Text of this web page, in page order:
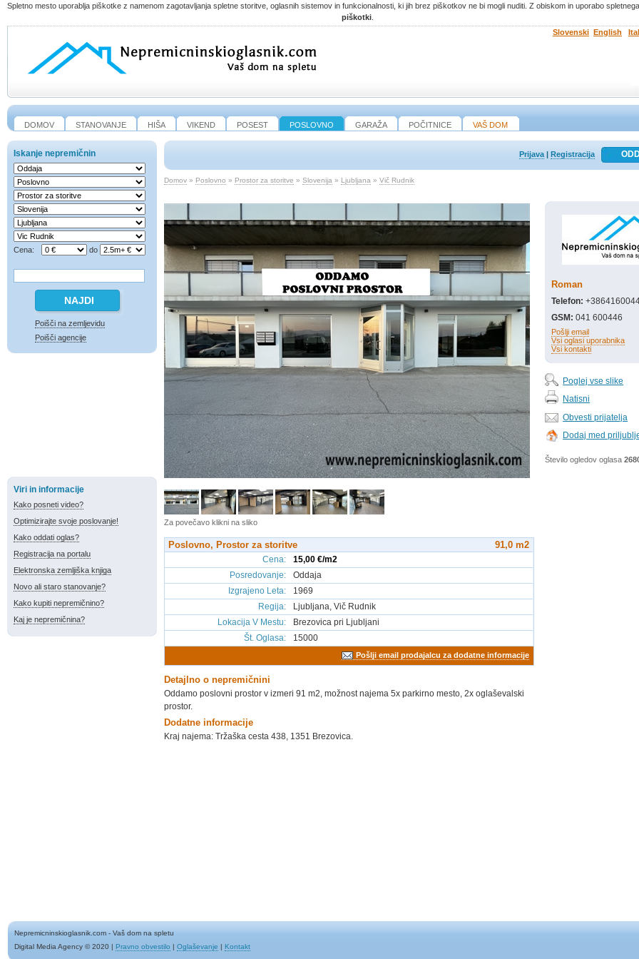
Spletno mesto uporablja piškotke z namenom zagotavljanja spletne storitve, oglasnih sistemov in funkcionalnosti, ki jih brez piškotkov ne bi mogli nuditi. Z obiskom in uporabo
piškotki
Slovenski
English
DOMOV STANOVANJE HIŠA VIKEND POSEST POSLOVNO GARAŽA POČITNICE VAŠ DOM
Iskanje nepremičnin
Cena: do
Poišči na zemljevidu
Poišči agencije
Viri in informacije
Kako posneti video?
Optimizirajte svoje poslovanje!
Kako oddati oglas?
Registracija na portalu
Elektronska zemljiška knjiga
Novo ali staro stanovanje?
Kako kupiti nepremičnino?
Kaj je nepremičnina?
Prijava Registracija
Domov » Poslovno » Prostor za storitve » Slovenija » Ljubljana » Vič Rudnik
Za povečavo klikni na sliko
Poslovno, Prostor za storitve 91,0 m2
Cena:
15,00 €/m2
Posredovanje:
Oddaja
Izgrajeno Leta:
1969
Regija:
Ljubljana, Vič Rudnik
Lokacija V Mestu:
Brezovica pri Ljubljani
Št. Oglasa: 15000
Pošlji email prodajalcu za dodatne informacije
Detajlno o nepremičnini
Oddamo poslovni prostor v izmeri 91 m2, možnost najema 5x parkirno mesto, 2x oglaševalski
prostor.
Dodatne informacije
Kraj najema: Tržaška cesta 438, 1351 Brezovica.
Roman
Telefon:
GSM: 041 600446
Pošlji email
Vsi oglasi uporabnika
Vsi kontakti
Poglej vse slike
Natisni
Obvesti prijatelja
Dodaj med
Število ogledov oglasa
Nepremicninskioglasnik.com - Vaš dom na spletu
Digital Media Agency © 2020 | Pravno obvestilo | Oglaševanje | Kontakt